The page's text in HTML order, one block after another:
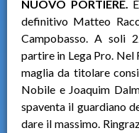
NUOVO PORTIERE.
definitivo Matteo
Campobasso. A soli
partire in Lega Pro. Nel
maglia da titolare
Nobile e Joaquim
spaventa il guardiano
dare il massimo.